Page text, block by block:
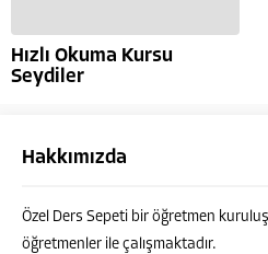
Hızlı Okuma Kursu
Seydiler
Hakkımızda
Özel Ders Sepeti bir öğretmen
öğretmenler ile çalışmaktadır.